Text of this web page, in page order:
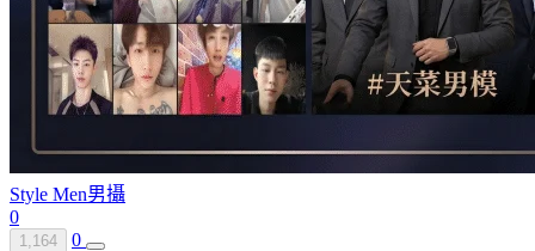
Style Men男攝
0
1,164 0